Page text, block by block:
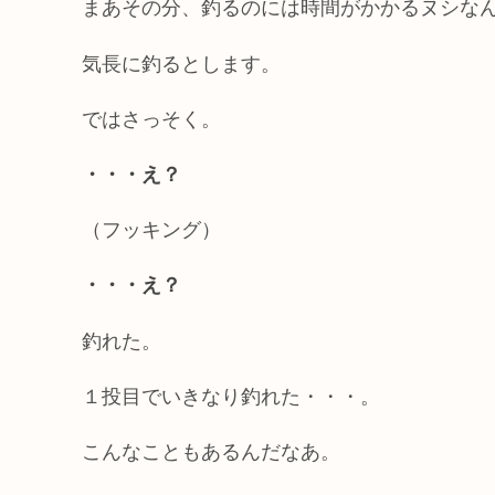
まあその分、釣るのには時間がかかるヌシな
気長に釣るとします。
ではさっそく。
・・・え？
（フッキング）
・・・え？
釣れた。
１投目でいきなり釣れた・・・。
こんなこともあるんだなあ。